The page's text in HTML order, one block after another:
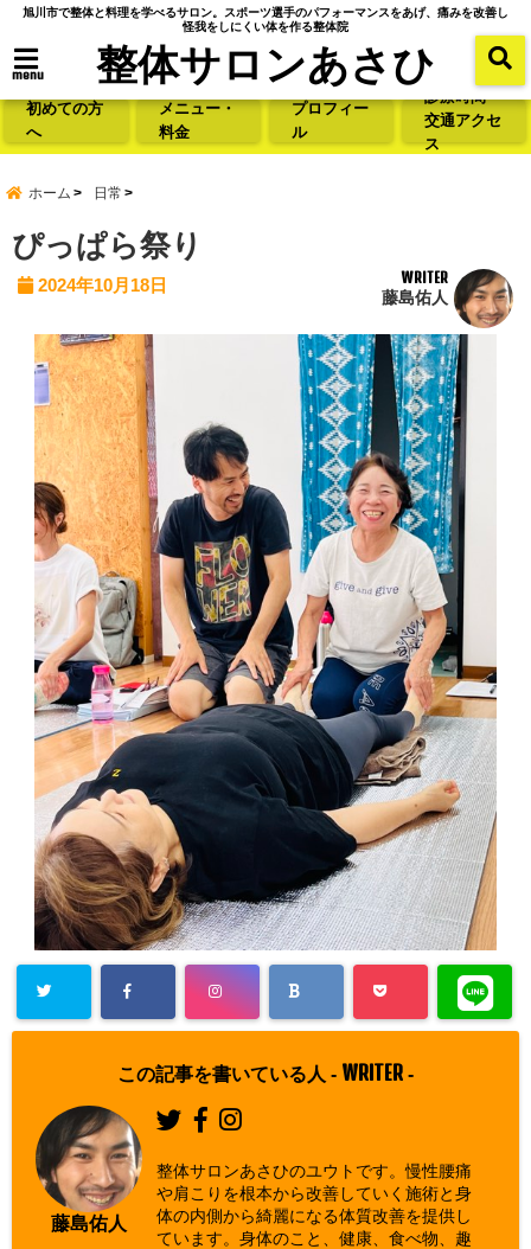
旭川市で整体と料理を学べるサロン。スポーツ選手のパフォーマンスをあげ、痛みを改善し
怪我をしにくい体を作る整体院
menu 整体サロンあさひ
初めての方
へ
メニュー・
料金
プロフィー
ル
診療時間・
交通アクセ
ス
ホーム 日常
ぴっぱら祭り
2024年10月18日 WRITER
藤島佑人
Warning: Un
key "Twitter"
/home/asa
hi00/seitai-a
sahi.com/pu
この記事を書いている人 - WRITER -
藤島佑人
整体サロンあさひのユウトです。慢性腰痛
や肩こりを根本から改善していく施術と身
体の内側から綺麗になる体質改善を提供し
ています。身体のこと、健康、食べ物、趣